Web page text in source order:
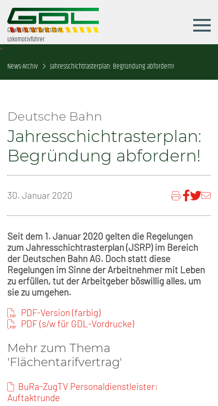
Gewerkschaft Deutscher
Lokomotivführer
News-Archiv Jahresschichtrasterplan: Begründung abfordern!
Deutsche Bahn
Jahresschichtrasterplan:
Begründung abfordern!
30. Januar 2020
Seit dem 1. Januar 2020 gelten die Regelungen
zum Jahresschichtrasterplan (JSRP) im Bereich
der Deutschen Bahn AG. Doch statt diese
Regelungen im Sinne der Arbeitnehmer mit Leben
zu erfüllen, tut der Arbeitgeber böswillig alles, um
sie zu umgehen.
PDF-Version (farbig)
PDF (s/w für GDL-Vordrucke)
Mehr zum Thema
'Flächentarifvertrag'
BuRa-ZugTV Personaldienstleister:
Auftaktrunde